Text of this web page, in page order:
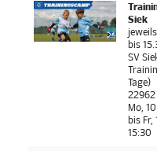
Siek
bis
SV
Tage)
22962
Mo,
bis
15:30